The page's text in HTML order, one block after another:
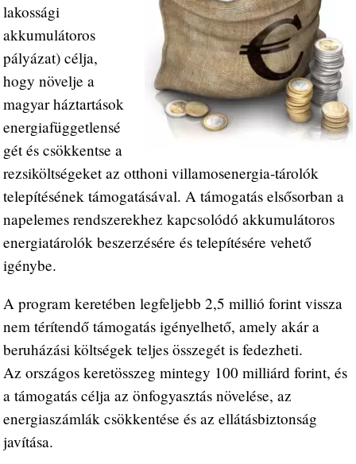
lakossági
akkumulátoros
pályázat) célja,
hogy növelje a
magyar háztartások
energiafüggetlensé
gét és csökkentse a
rezsiköltségeket az otthoni villamosenergia-tárolók
telepítésének támogatásával. A támogatás elsősorban a
napelemes rendszerekhez kapcsolódó akkumulátoros
energiatárolók beszerzésére és telepítésére vehető
igénybe.
A program keretében legfeljebb 2,5 millió forint vissza
nem térítendő támogatás igényelhető, amely akár a
beruházási költségek teljes összegét is fedezheti.
Az országos keretösszeg mintegy 100 milliárd forint, és
a támogatás célja az önfogyasztás növelése, az
energiaszámlák csökkentése és az ellátásbiztonság
javítása.